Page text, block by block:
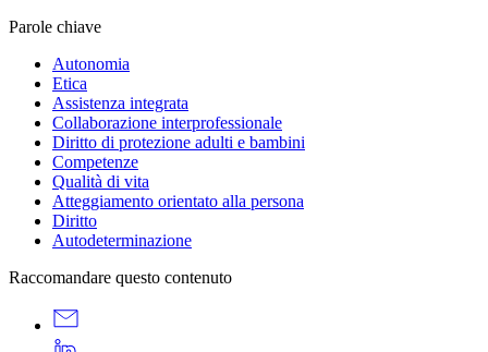
Parole chiave
Autonomia
Etica
Assistenza integrata
Collaborazione interprofessionale
Diritto di protezione adulti e bambini
Competenze
Qualità di vita
Atteggiamento orientato alla persona
Diritto
Autodeterminazione
Raccomandare questo contenuto